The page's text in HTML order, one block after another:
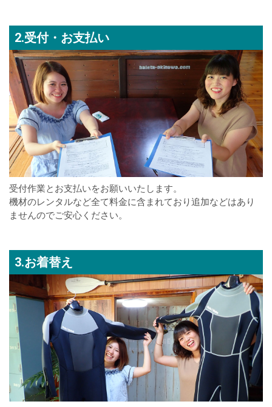
2.受付・お支払い
受付作業とお支払いをお願いいたします。
機材のレンタルなど全て料金に含まれており追加などはあり
ませんのでご安心ください。
3.お着替え